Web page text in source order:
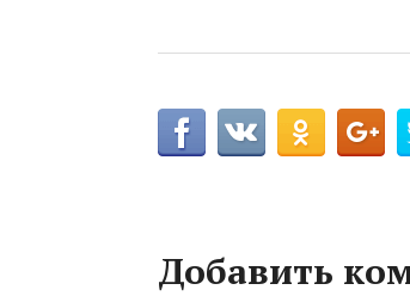
Добавить